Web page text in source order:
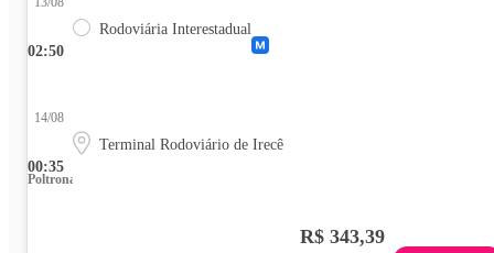
02:50
Rodoviária Interestadual
00:35
14/08
Terminal Rodoviário de Irecê
Poltrona
R$ 343,39